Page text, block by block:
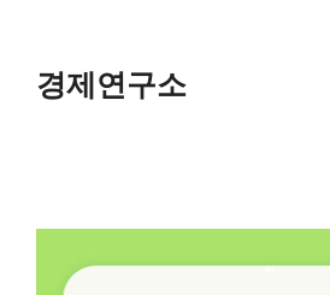
content경제연구소